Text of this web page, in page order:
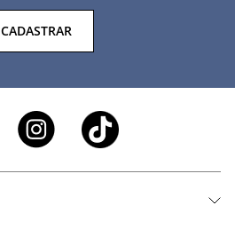
CADASTRAR